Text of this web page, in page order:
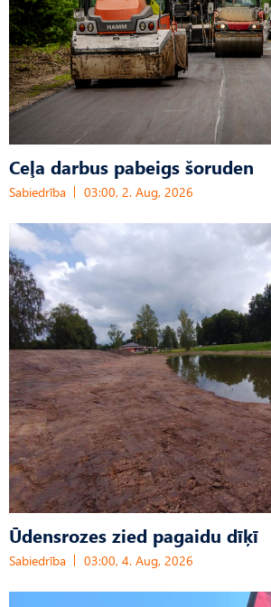
Ceļa darbus pabeigs šoruden
Sabiedrība 03:00, 2. Aug, 2026
Ūdensrozes zied pagaidu dīķī
Sabiedrība 03:00, 4. Aug, 2026